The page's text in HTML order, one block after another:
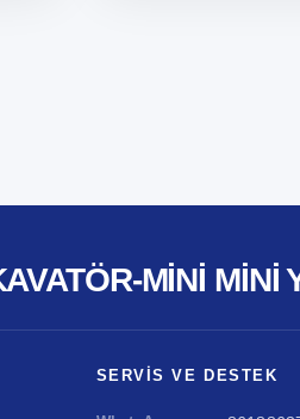
MINI
SERVIS VE DESTEK